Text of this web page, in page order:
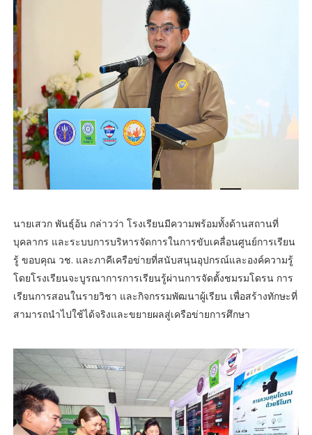
นายเสวก พันธุ์อ้น กล่าวว่า โรงเรียนมีความพร้อมทั้งด้านสถานที่
บุคลากร และระบบการบริหารจัดการในการขับเคลื่อนศูนย์การเรียน
รู้ ขอบคุณ วช. และภาคีเครือข่ายที่สนับสนุนอุปกรณ์และองค์ความรู้
โดยโรงเรียนจะบูรณาการการเรียนรู้ผ่านการจัดตั้งชมรมโดรน การ
เรียนการสอนในรายวิชา และกิจกรรมพัฒนาผู้เรียน เพื่อสร้างทักษะที่
สามารถนำไปใช้ได้จริงและขยายผลสู่เครือข่ายการศึกษา